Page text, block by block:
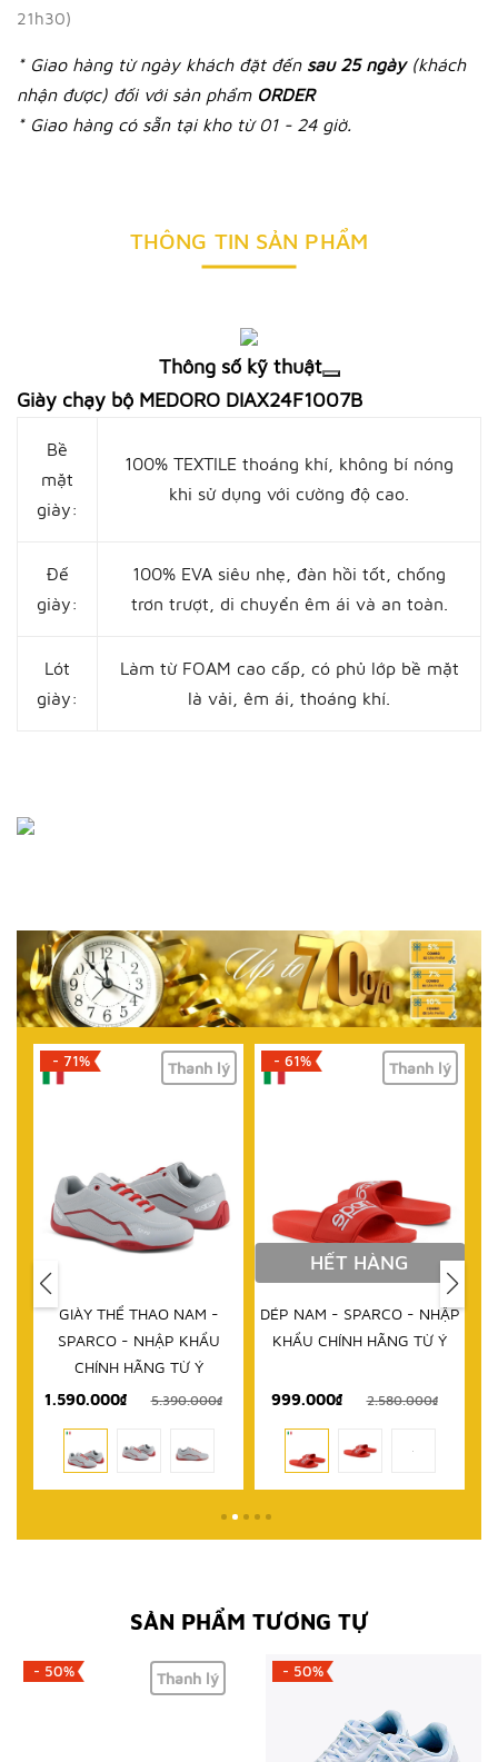
21h30)
* Giao hàng từ ngày khách đặt đến sau 25 ngày (khách
nhận được) đối với sản phẩm ORDER
* Giao hàng có sẵn tại kho từ 01 - 24 giờ.
THÔNG TIN SẢN PHẨM
Thông số kỹ thuật
Giày chạy bộ MEDORO DIAX24F1007B
Bề
mặt
giày:
100% TEXTILE thoáng khí, không bí nóng
khi sử dụng với cường độ cao.
Đế
giày:
100% EVA siêu nhẹ, đàn hồi tốt, chống
trơn trượt, di chuyển êm ái và an toàn.
Lót
giày:
Làm từ FOAM cao cấp, có phủ lớp bề mặt
là vải, êm ái, thoáng khí.
- 71% Thanh lý
GIÀY THỂ THAO NAM -
SPARCO - NHẬP KHẨU
CHÍNH HÃNG TỪ Ý
1.590.000₫
5.390.000₫
- 61% Thanh lý
HẾT HÀNG
DÉP NAM - SPARCO - NHẬP
KHẨU CHÍNH HÃNG TỪ Ý
999.000₫ 2.580.000₫
SẢN PHẨM TƯƠNG TỰ
- 50% Thanh lý - 50%